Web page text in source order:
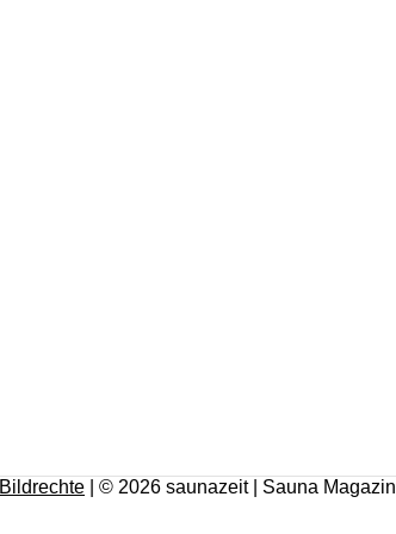
Bildrechte | © 2026 saunazeit | Sauna Magazin